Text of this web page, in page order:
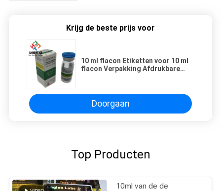
Krijg de beste prijs voor
10 ml flacon Etiketten voor 10 ml
flacon Verpakking Afdrukbare
Doorgaan
Top Producten
10ml van de de